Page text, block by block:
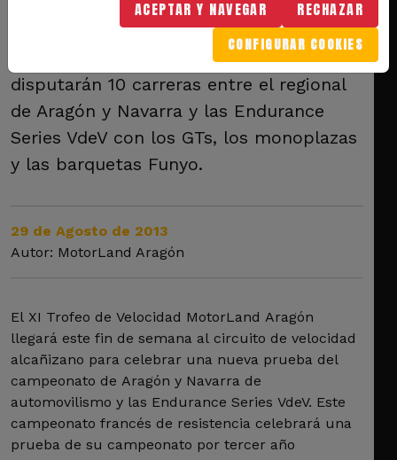
sábado que será de 12 horas, que se
convertirá en la más larga disputada en
la historia de MotorLand. En total se
disputarán 10 carreras entre el regional
de Aragón y Navarra y las Endurance
Series VdeV con los GTs, los monoplazas
y las barquetas Funyo.
29 de Agosto de 2013
Autor: MotorLand Aragón
El XI Trofeo de Velocidad MotorLand Aragón
llegará este fin de semana al circuito de velocidad
alcañizano para celebrar una nueva prueba del
campeonato de Aragón y Navarra de
automovilismo y las Endurance Series VdeV. Este
campeonato francés de resistencia celebrará una
prueba de su campeonato por tercer año
ACEPTAR Y NAVEGAR RECHAZAR
CONFIGURAR COOKIES